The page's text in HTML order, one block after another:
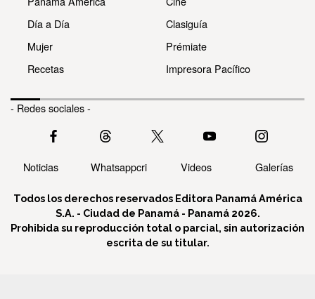
Día a Día
Mujer
Recetas
Clasiguía
Prémiate
Impresora Pacífico
- Redes sociales -
Noticias Whatsappcri Videos Galerías
Todos los derechos reservados Editora Panamá América
S.A. - Ciudad de Panamá - Panamá 2026.
Prohibida su reproducción total o parcial, sin autorización
escrita de su titular.